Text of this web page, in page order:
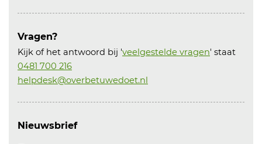
Vragen?
Kijk of het antwoord bij 'veelgestelde vragen' staat
0481 700 216
helpdesk@overbetuwedoet.nl
Nieuwsbrief